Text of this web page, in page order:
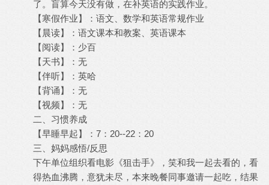
了。盲算今天没有做，在补英语的实践作业。
【寒假作业】：语文、数学和英语常规作业
【晨读】：语文课本和教案、英语课本
【阅读】：少百
【天书】：无
【伴听】：英哈
【背诵】：无
【视频】：无
二、习惯养成
【早睡早起】：7：20--22：20
三、妈妈感悟/反思
下午单位组织看电影《狙击手》，笑和我一起去看的，看
得热血沸腾，意犹未尽，本来晚餐同事邀请一起吃，结果